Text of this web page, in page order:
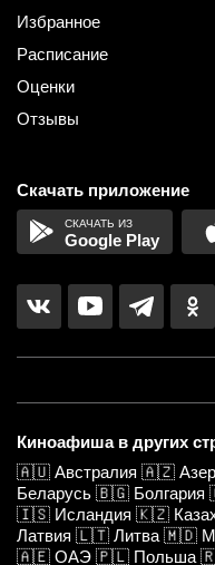
Избранное
Расписание
Оценки
Отзывы
Скачать приложение
Google Play
Киноафиша в других
🇦🇺 Австралия 🇦🇿
Беларусь 🇧🇬 Болгария
🇮🇸 Исландия 🇰🇿
Латвия 🇱🇹 Литва 🇲🇩
🇦🇪 ОАЭ 🇵🇱 Польша